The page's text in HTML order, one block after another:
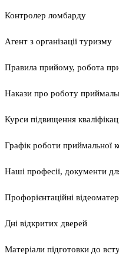
Контролер ломбарду
Агент з організації туризму
Правила прийому, робота
Накази про роботу
Курси підвищення
Графік роботи приймальної
Наші професії, документи
Профорієнтаційні
Дні відкритих дверей
Матеріали підготовки до